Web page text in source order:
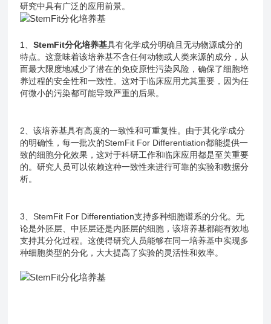
研究中具有广泛的应用前景。
1、StemFit分化培养基具有化学成分明确且无动物源成分的
特点。这意味着该培养基不含任何动物或人类来源的成分，从
而最大限度地减少了潜在的免疫原性污染风险，确保了细胞培
养过程的安全性和一致性。这对于临床应用尤其重要，因为任
何微小的污染都可能导致严重的后果。
2、该培养基具有高度的一致性和可重复性。由于其化学成分
的明确性，每一批次的StemFit For Differentiation都能提供一
致的细胞分化效果，这对于科研工作和临床应用都是至关重要
的。研究人员可以依赖这种一致性来进行可靠的实验和数据分
析。
3、StemFit For Differentiation支持多种细胞谱系的分化。无
论是外胚层、中胚层还是内胚层的细胞，该培养基都能有效地
支持其分化过程。这使得研究人员能够在同一培养基中实现多
种细胞类型的分化，大大提高了实验的灵活性和效率。